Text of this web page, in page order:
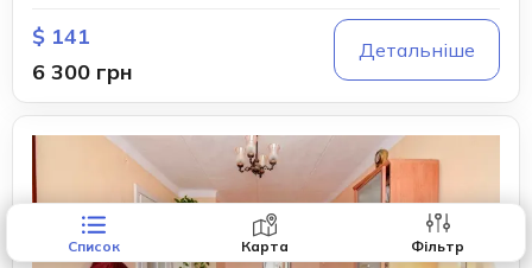
$ 141
6 300 грн
Детальніше
Список Карта Фільтр